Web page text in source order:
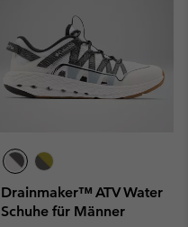
Drainmaker™ ATV Water
Schuhe für Männer